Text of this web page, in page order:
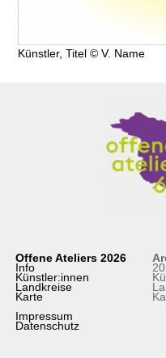
Künstler, Titel © V. Name
Offene Ateliers 2026
Info
Künstler:innen
Landkreise
Karte
Impressum
Datenschutz